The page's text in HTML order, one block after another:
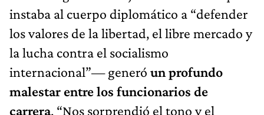
instaba al cuerpo diplomático a “defender
los valores de la libertad, el libre mercado y
la lucha contra el socialismo
internacional”— generó un profundo
malestar entre los funcionarios de
carrera. “Nos sorprendió el tono y el